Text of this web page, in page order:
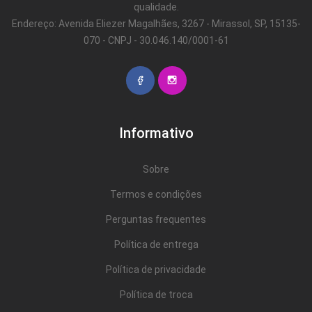
qualidade.
Endereço: Avenida Eliezer Magalhães, 3267 - Mirassol, SP, 15135-
070 - CNPJ - 30.046.140/0001-61
Informativo
Sobre
Termos e condições
Perguntas frequentes
Política de entrega
Política de privacidade
Política de troca